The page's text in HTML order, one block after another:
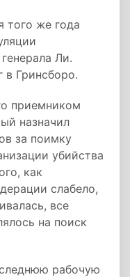
того же года
Ли.
в Гринсборо.
приемником
назначил
за поимку
убийства
как
слабело,
все
на поиск
рабочую